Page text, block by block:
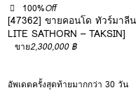
100%Off
[47362] ขายคอนโด ทัวร์มาลี
LITE SATHORN – TAKSIN]
ขาย2,300,000 ฿
อัพเดตครั้งสุดท้ายมากกว่า 30 วัน